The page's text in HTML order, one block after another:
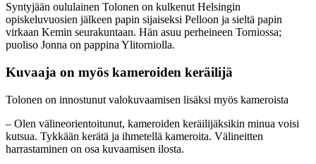
Syntyjään oululainen Tolonen on kulkenut Helsingin
opiskeluvuosien jälkeen papin sijaiseksi Pelloon ja sieltä papin
virkaan Kemin seurakuntaan. Hän asuu perheineen Torniossa;
puoliso Jonna on pappina Ylitorniolla.
Kuvaaja on myös kameroiden keräilijä
Tolonen on innostunut valokuvaamisen lisäksi myös kameroista
– Olen välineorientoitunut, kameroiden keräilijäksikin minua voisi
kutsua. Tykkään kerätä ja ihmetellä kameroita. Välineitten
harrastaminen on osa kuvaamisen ilosta.